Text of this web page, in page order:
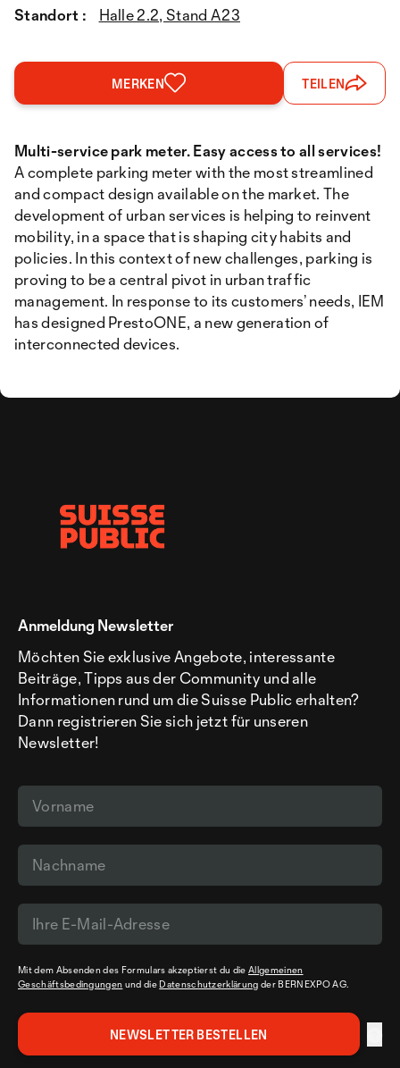
Standort :
Halle 2.2, Stand A23
MERKEN TEILEN
Multi-service park meter. Easy access to all services!
A complete parking meter with the most streamlined
and compact design available on the market. The
development of urban services is helping to reinvent
mobility, in a space that is shaping city habits and
policies. In this context of new challenges, parking is
proving to be a central pivot in urban traffic
management. In response to its customers’ needs, IEM
has designed PrestoONE, a new generation of
interconnected devices.
Anmeldung Newsletter
Möchten Sie exklusive Angebote, interessante
Beiträge, Tipps aus der Community und alle
Informationen rund um die Suisse Public erhalten?
Dann registrieren Sie sich jetzt für unseren
Newsletter!
Mit dem Absenden des Formulars akzeptierst du dieAllgemeinen
Geschäftsbedingungen und die Datenschutzerklärung der BERNEXPO AG.